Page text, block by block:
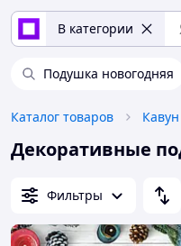
В категории
Подушка новогодняя
Каталог товаров Кавун
Декоративные
Фильтры